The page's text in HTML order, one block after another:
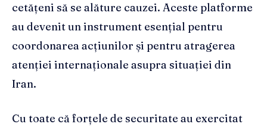
cetățeni să se alăture cauzei. Aceste platforme
au devenit un instrument esențial pentru
coordonarea acțiunilor și pentru atragerea
atenției internaționale asupra situației din
Iran.
Cu toate că forțele de securitate au exercitat